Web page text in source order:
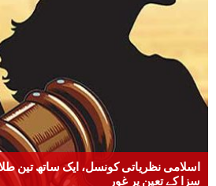
اسلامی نظریاتی کونسل، ایک ساتھ تین
سزا کے تعین پر غور